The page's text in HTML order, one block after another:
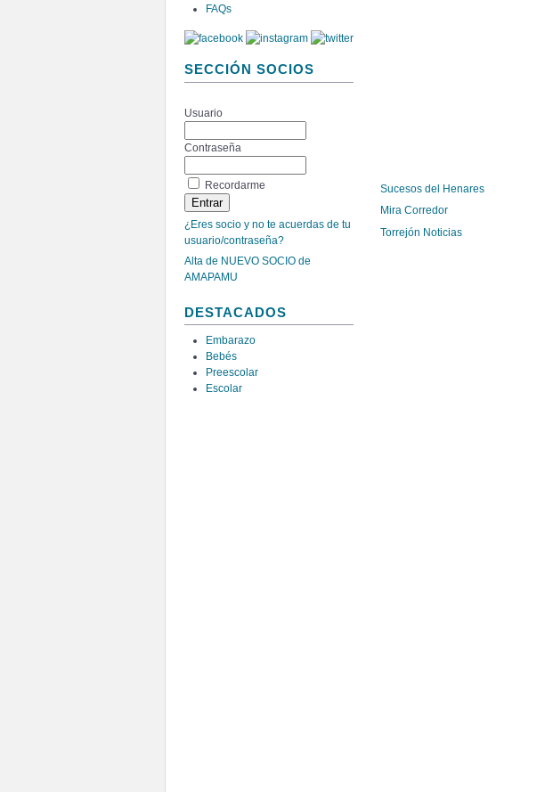
FAQs
SECCIÓN SOCIOS
Usuario
Contraseña
Recordarme
¿Eres socio y no te acuerdas de tu
usuario/contraseña?
Alta de NUEVO SOCIO de
AMAPAMU
DESTACADOS
Embarazo
Bebés
Preescolar
Escolar
Sucesos del Henares
Mira Corredor
Torrejón Noticias